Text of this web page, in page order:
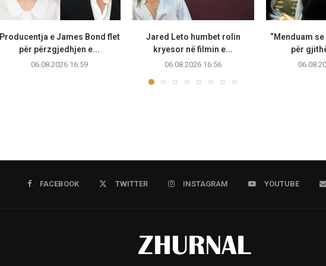
Producentja e James Bond flet
për përzgjedhjen e...
06.08.2026 16:59
Jared Leto humbet rolin
kryesor në filmin e...
06.08.2026 16:56
“Menduam
për
FACEBOOK TWITTER INSTAGRAM YOUTUBE